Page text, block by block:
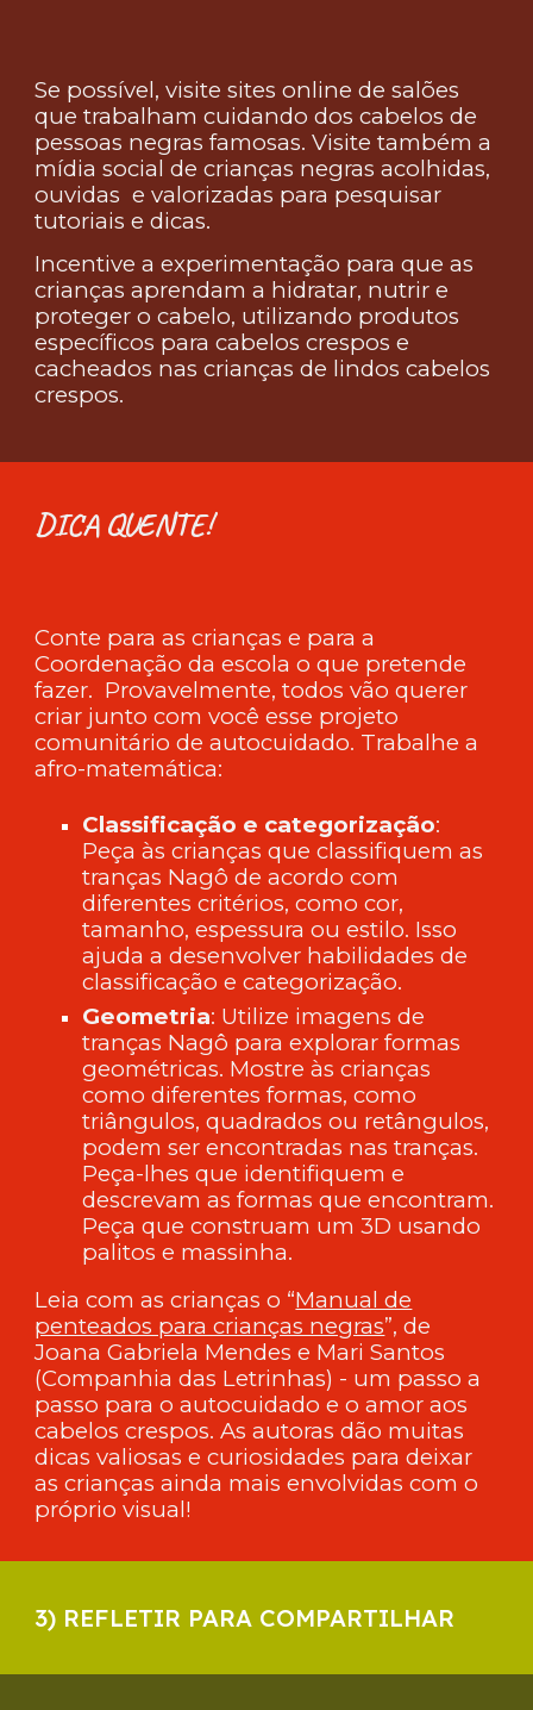
Se possível, visite sites online de salões
que trabalham cuidando dos cabelos de
pessoas negras famosas. Visite também a
mídia social de crianças negras acolhidas,
ouvidas e valorizadas para pesquisar
tutoriais e dicas.
Incentive a experimentação para que as
crianças aprendam a hidratar, nutrir e
proteger o cabelo, utilizando produtos
específicos para cabelos crespos e
cacheados nas crianças de lindos cabelos
crespos.
DICA QUENTE!
Conte para as crianças e para a
Coordenação da escola o que pretende
fazer. Provavelmente, todos vão querer
criar junto com você esse projeto
comunitário de autocuidado. Trabalhe a
afro-matemática:
Classificação e categorização:
Peça às crianças que classifiquem as
tranças Nagô de acordo com
diferentes critérios, como cor,
tamanho, espessura ou estilo. Isso
ajuda a desenvolver habilidades de
classificação e categorização.
Geometria: Utilize imagens de
tranças Nagô para explorar formas
geométricas. Mostre às crianças
como diferentes formas, como
triângulos, quadrados ou retângulos,
podem ser encontradas nas tranças.
Peça-lhes que identifiquem e
descrevam as formas que encontram.
Peça que construam um 3D usando
palitos e massinha.
Leia com as crianças o “Manual de
penteados para crianças negras”, de
Joana Gabriela Mendes e Mari Santos
(Companhia das Letrinhas) - um passo a
passo para o autocuidado e o amor aos
cabelos crespos. As autoras dão muitas
dicas valiosas e curiosidades para deixar
as crianças ainda mais envolvidas com o
próprio visual!
3) REFLETIR PARA COMPARTILHAR